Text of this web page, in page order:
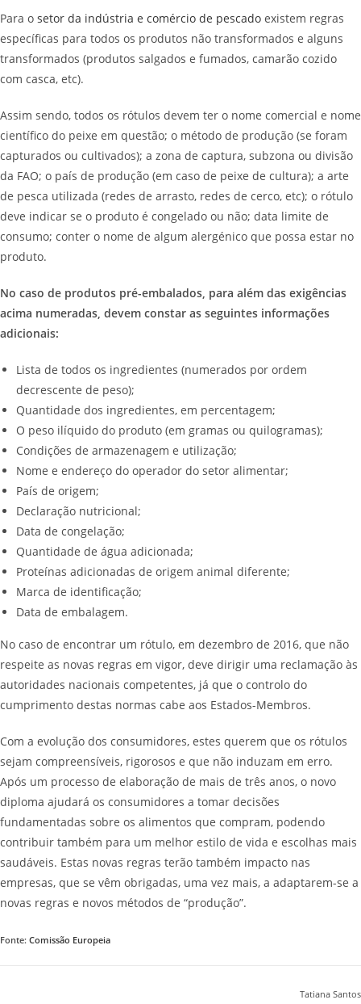
Para o setor da indústria e comércio de pescado existem regras
específicas para todos os produtos não transformados e alguns
transformados (produtos salgados e fumados, camarão cozido
com casca, etc).
Assim sendo, todos os rótulos devem ter o nome comercial e nome
científico do peixe em questão; o método de produção (se foram
capturados ou cultivados); a zona de captura, subzona ou divisão
da FAO; o país de produção (em caso de peixe de cultura); a arte
de pesca utilizada (redes de arrasto, redes de cerco, etc); o rótulo
deve indicar se o produto é congelado ou não; data limite de
consumo; conter o nome de algum alergénico que possa estar no
produto.
No caso de produtos pré-embalados, para além das exigências
acima numeradas, devem constar as seguintes informações
adicionais:
Lista de todos os ingredientes (numerados por ordem
decrescente de peso);
Quantidade dos ingredientes, em percentagem;
O peso ilíquido do produto (em gramas ou quilogramas);
Condições de armazenagem e utilização;
Nome e endereço do operador do setor alimentar;
País de origem;
Declaração nutricional;
Data de congelação;
Quantidade de água adicionada;
Proteínas adicionadas de origem animal diferente;
Marca de identificação;
Data de embalagem.
No caso de encontrar um rótulo, em dezembro de 2016, que não
respeite as novas regras em vigor, deve dirigir uma reclamação às
autoridades nacionais competentes, já que o controlo do
cumprimento destas normas cabe aos Estados-Membros.
Com a evolução dos consumidores, estes querem que os rótulos
sejam compreensíveis, rigorosos e que não induzam em erro.
Após um processo de elaboração de mais de três anos, o novo
diploma ajudará os consumidores a tomar decisões
fundamentadas sobre os alimentos que compram, podendo
contribuir também para um melhor estilo de vida e escolhas mais
saudáveis. Estas novas regras terão também impacto nas
empresas, que se vêm obrigadas, uma vez mais, a adaptarem-se a
novas regras e novos métodos de “produção”.
Fonte: Comissão Europeia
Tatiana Santos